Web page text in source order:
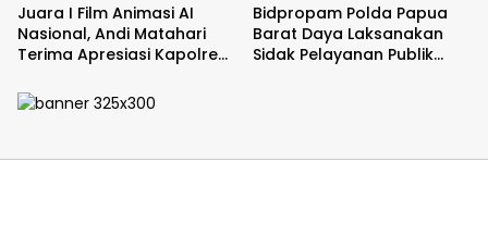
Juara I Film Animasi AI
Nasional, Andi Matahari
Terima Apresiasi Kapolres
Bidpropam Polda Papua
Barat Daya Laksanakan
Sidak Pelayanan Publik